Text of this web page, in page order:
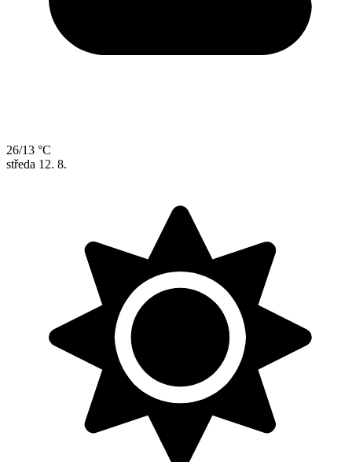
26/13 °C
středa 12. 8.